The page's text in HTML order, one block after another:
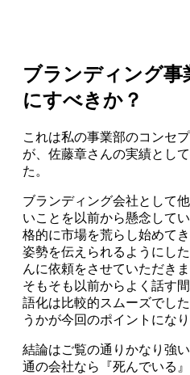
ブランディング事
にすべきか？
これは私の事業部のコンセ
が、佐藤章さんの実績とし
た。
ブランディング会社として
いことを以前から懸念して
格的に市場を荒らし始めて
姿勢を伝えられるようにし
んに依頼をさせていただきま
そもそも以前からよく話す
語化は比較的スムーズでし
うかが今回のポイントになり
結論はご覧の通りかなり強
通の会社なら『死んでいる